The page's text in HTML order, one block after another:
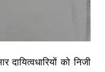
को निजी